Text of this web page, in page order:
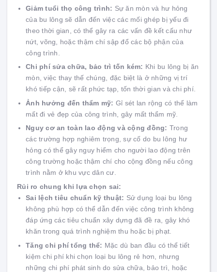
Giảm tuổi thọ công trình: Sự ăn mòn và hư hỏng
của bu lông sẽ dẫn đến việc các mối ghép bị yếu đi
theo thời gian, có thể gây ra các vấn đề kết cấu như
nứt, võng, hoặc thậm chí sập đổ các bộ phận của
công trình.
Chi phí sửa chữa, bảo trì tốn kém: Khi bu lông bị ăn
mòn, việc thay thế chúng, đặc biệt là ở những vị trí
khó tiếp cận, sẽ rất phức tạp, tốn thời gian và chi phí.
Ảnh hưởng đến thẩm mỹ: Gỉ sét lan rộng có thể làm
mất đi vẻ đẹp của công trình, gây mất thẩm mỹ.
Nguy cơ an toàn lao động và cộng đồng: Trong
các trường hợp nghiêm trọng, sự cố do bu lông hư
hỏng có thể gây nguy hiểm cho người lao động trên
công trường hoặc thậm chí cho cộng đồng nếu công
trình nằm ở khu vực dân cư.
Rủi ro chung khi lựa chọn sai:
Sai lệch tiêu chuẩn kỹ thuật: Sử dụng loại bu lông
không phù hợp có thể dẫn đến việc công trình không
đáp ứng các tiêu chuẩn xây dựng đã đề ra, gây khó
khăn trong quá trình nghiệm thu hoặc bị phạt.
Tăng chi phí tổng thể: Mặc dù ban đầu có thể tiết
kiệm chi phí khi chọn loại bu lông rẻ hơn, nhưng
những chi phí phát sinh do sửa chữa, bảo trì, hoặc